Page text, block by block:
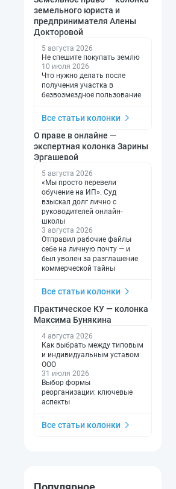
земельного юриста и
предпринимателя Алены
Докторовой
5 августа 2026
Не спешите покупать землю
10 июля 2026
Что нужно делать после
получения участка в
безвозмездное пользование
Все статьи колонки
О праве в онлайне —
экспертная колонка Зарины
Эргашевой
5 августа 2026
«Мы просто перевели
обучение на ИП». Суд
взыскал долг лично с
руководителей онлайн-
школы
3 августа 2026
Отправил рабочие файлы
себе на личную почту — и
был уволен за разглашение
коммерческой тайны
Все статьи колонки
Практическое КУ — колонка
Максима Бунякина
4 августа 2026
Как выбрать между типовым
и индивидуальным уставом
ООО
31 июля 2026
Выбор формы
реорганизации: ключевые
аспекты
Все статьи колонки